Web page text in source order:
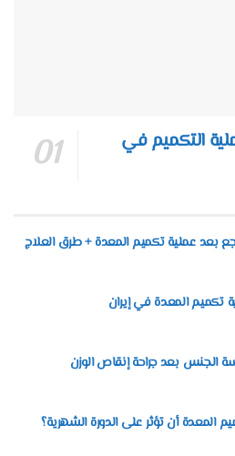
التكميم في
تكميم المعدة في إيران
الجنس بعد جراحة إنقاص الوزن
المعدة أن تؤثر على الدورة الشهرية؟